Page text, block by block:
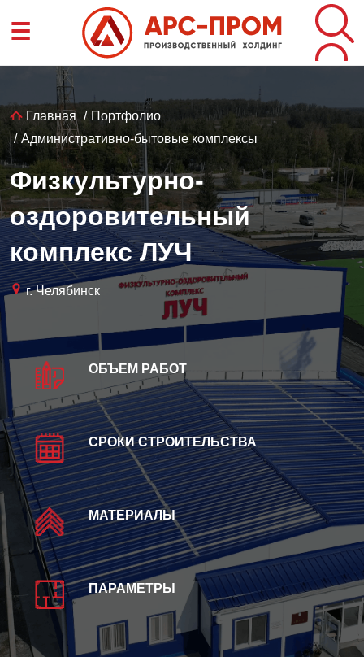
содержанию
☰
Строка
навигации
Главная
Портфолио
Административно-бытовые комплексы
Физкультурно-
оздоровительный
комплекс ЛУЧ
г. Челябинск
ОБЪЕМ РАБОТ
СРОКИ СТРОИТЕЛЬСТВА
МАТЕРИАЛЫ
ПАРАМЕТРЫ